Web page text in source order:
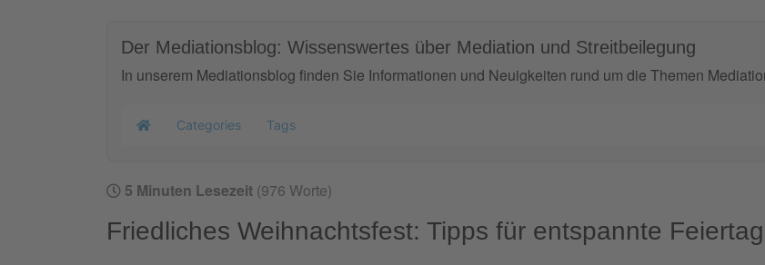
Der Mediationsblog: Wissenswertes über Mediation und Streitbeilegung
In unserem Mediationsblog finden Sie Informationen und Neuigkeiten rund um die Themen
Home Categories Tags
5 Minuten Lesezeit (976 Worte)
Friedliches Weihnachtsfest: Tipps für entspannte